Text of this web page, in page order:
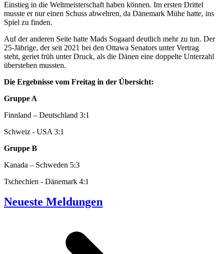
Einstieg in die Weltmeisterschaft haben können. Im ersten Drittel
musste er nur einen Schuss abwehren, da Dänemark Mühe hatte, ins
Spiel zu finden.
Auf der anderen Seite hatte Mads Sogaard deutlich mehr zu tun. Der
25-Jährige, der seit 2021 bei den Ottawa Senators unter Vertrag
steht, geriet früh unter Druck, als die Dänen eine doppelte Unterzahl
überstehen mussten.
Die Ergebnisse vom Freitag in der Übersicht:
Gruppe A
Finnland – Deutschland 3:1
Schweiz - USA 3:1
Gruppe B
Kanada – Schweden 5:3
Tschechien - Dänemark 4:1
Neueste Meldungen